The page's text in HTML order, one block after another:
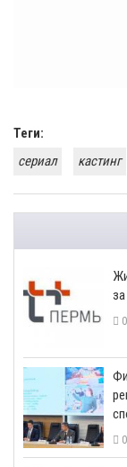
Теги:
сериал
кастинг